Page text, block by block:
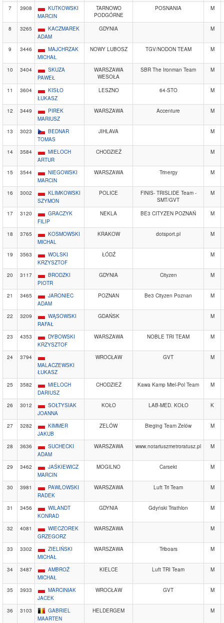
7 3908
KUTKOWSKI
MARCIN
TARNOWO
PODGÓRNE
POSNANIA M
8 3265
KACZMAREK
ADAM
GDYNIA M
9 3446
MAJCHRZAK
MICHAŁ
NOWY LUBOSZ TGV/NODON TEAM M
10 3404
SKUZA
PAWEŁ
WARSZAWA
WESOŁA
SBR The Ironman Team M
11 3604
KISŁO
ŁUKASZ
LESZNO 64-STO M
12 3449
PIREK
MARIUSZ
WARSZAWA Accenture M
13 3023
BEDNAR
TOMAS
JIHLAVA M
14 3584
MIELOCH
ARTUR
CHODZIEŻ M
15 3544
NIEGOWSKI
MARCIN
WARSZAWA Trinergy M
16 3002
KLIMKOWSKI
SZYMON
POLICE
FINIS- TRISLIDE Team -
SMT/GVT
M
17 3120
GRACZYK
FILIP
NEKLA BE3 CITYZEN POZNAŃ M
18 3765
KOSMOWSKI
MICHAL
KRAKOW dotsport.pl M
19 3563
WOLSKI
KRZYSZTOF
ŁÓDŹ M
20 3117
BRODZKI
PIOTR
GDYNIA Cityzen M
21 3465
JARONIEC
ADAM
POZNAN Be3 Cityzen Poznan M
22 3209
WĄSOWSKI
RAFAŁ
GDAŃSK M
23 4353
DYBOWSKI
KRZYSZTOF
WARSZAWA NOBLE TRI TEAM M
24
3794
MALACZEWSKI
ŁUKASZ
WROCŁAW GVT M
25 3582
MIELOCH
DARIUSZ
CHODZIEŻ Kawa Kamp Miel-Pol Team M
26 3012
SOŁTYSIAK
JOANNA
KOŁO LAB-MED. KOŁO K
27 3282
KIMMER
JAKUB
ZELÓW Bieging Team Zelów M
28 3636
SUCHECKI
ADAM
WARSZAWA www.notariuszmetroratusz.pl M
29 3462
JAŚKIEWICZ
MARCIN
MOGILNO Carsekt M
30 3981
PAWLOWSKI
RADEK
WARSZAWA Luft Tri Team M
31 3456
WILANDT
KONRAD
GDYNIA Gdyński Triathlon M
32 4081
WIECZOREK
GRZEGORZ
WARSZAWA M
33 3302
ZIELIŃSKI
MICHAŁ
WARSZAWA Triboars M
34 3487
AMBROŻ
MICHAŁ
KIELCE Luft TRI Team M
35 3933
MARCINIAK
JACEK
WROCŁAW GVT M
36 3103
GABRIEL
MAARTEN
HELDERGEM M